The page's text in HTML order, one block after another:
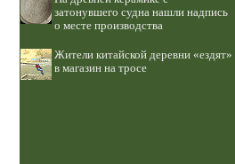
затонувшего судна нашли надпись
о месте производства
Жители китайской деревни «ездят»
в магазин на тросе